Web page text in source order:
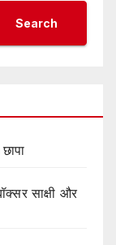
Search
साक्षी और